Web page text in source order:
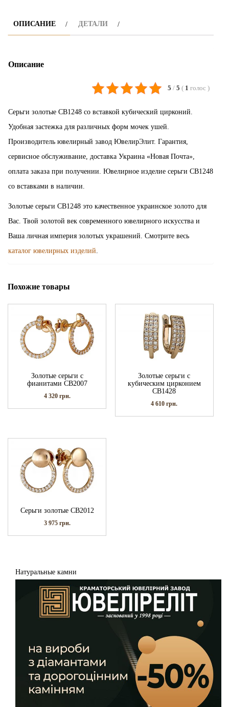
ОПИСАНИЕ ДЕТАЛИ
Описание
5 / 5 ( 1 голос )
Серьги золотые СВ1248 со вставкой кубический цирконий.
Удобная застежка для различных форм мочек ушей.
Производитель ювелирный завод ЮвелирЭлит. Гарантия,
сервисное обслуживание, доставка Украина «Новая Почта»,
оплата заказа при получении. Ювелирное изделие серьги СВ1248
со вставками в наличии.
Золотые серьги СВ1248 это качественное украинское золото для
Вас. Твой золотой век современного ювелирного искусства и
Ваша личная империя золотых украшений. Смотрите весь
каталог ювелирных изделий
Похожие товары
Золотые серьги с
фианитами СВ2007
4 320 грн.
Золотые серьги с
кубическим цирконием
СВ1428
4 610грн.
Серьги золотые СВ2012
3 975 грн.
Натуральные камни